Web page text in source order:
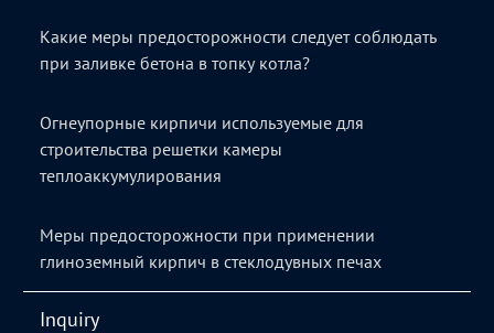
Какие меры предосторожности следует соблюдать
при заливке бетона в топку котла?
Огнеупорные кирпичи используемые для
строительства решетки камеры
теплоаккумулирования
Меры предосторожности при применении
глиноземный кирпич в стеклодувных печах
Inquiry